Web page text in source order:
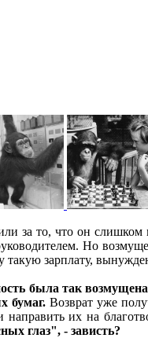
за то, что он
Но
зарплату,
была так
бумаг. Возврат уже
их на
глаз", - зависть?